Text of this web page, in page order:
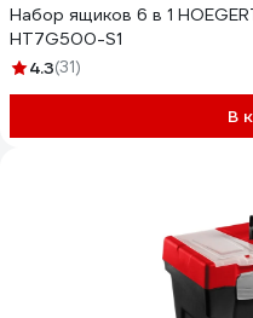
Набор ящиков 6 в 1
HT7G500-S1
4.3(31)
В